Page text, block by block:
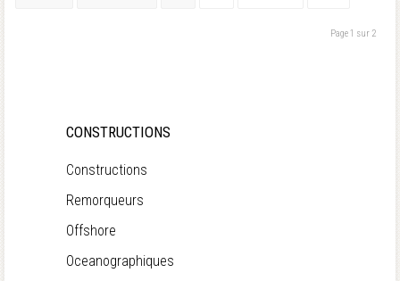
Page 1 sur 2
CONSTRUCTIONS
Constructions
Remorqueurs
Offshore
Oceanographiques